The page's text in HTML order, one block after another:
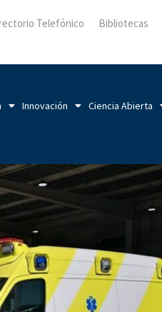
Telefónico Bibliotecas
Innovación Ciencia Abierta